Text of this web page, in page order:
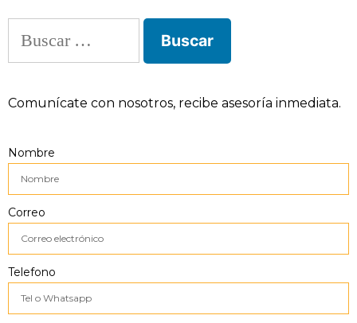
Comunícate con nosotros, recibe asesoría inmediata.
Nombre
Correo
Telefono